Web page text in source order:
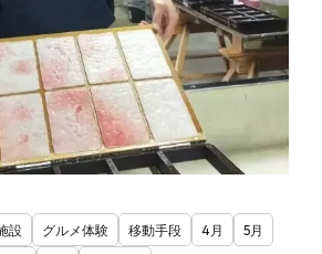
設 グルメ体験 移動手段 4月
5月